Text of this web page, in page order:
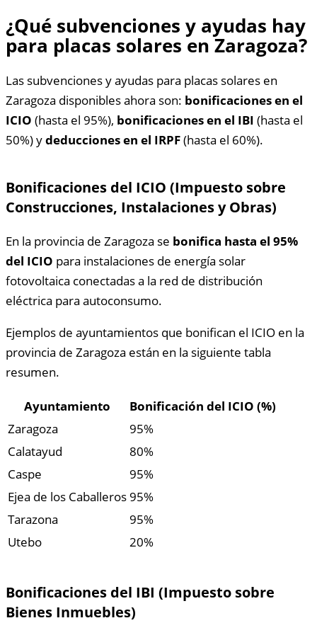
¿Qué subvenciones y ayudas hay
para placas solares en Zaragoza?
Las subvenciones y ayudas para placas solares en
Zaragoza disponibles ahora son: bonificaciones en el
ICIO (hasta el 95%), bonificaciones en el IBI (hasta el
50%) ydeducciones en el IRPF(hasta el 60%).
Bonificaciones del ICIO (Impuesto sobre
Construcciones, Instalaciones y Obras)
En la provincia de Zaragoza se bonifica hasta el 95%
del ICIO para instalaciones de energía solar
fotovoltaica conectadas a la red de distribución
eléctrica para autoconsumo.
Ejemplos de ayuntamientos que bonifican el ICIO en la
provincia de Zaragoza están en la siguiente tabla
resumen.
Ayuntamiento
Bonificación del ICIO (%)
Zaragoza
95%
Calatayud
80%
Caspe
95%
Ejea de los Caballeros95%
Tarazona
95%
Utebo
20%
Bonificaciones del IBI (Impuesto sobre
Bienes Inmuebles)